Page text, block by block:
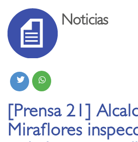
Noticias
[Prensa 21]
Miraflores